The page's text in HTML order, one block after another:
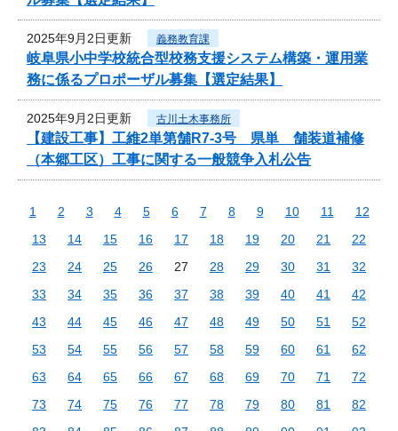
2025年9月2日更新 義務教育課
岐阜県小中学校統合型校務支援システム構築・運用業
務に係るプロポーザル募集【選定結果】
2025年9月2日更新 古川土木事務所
【建設工事】工維2単第舗R7-3号 県単 舗装道補修
（本郷工区）工事に関する一般競争入札公告
1 2 3 4 5 6 7 8 9 10 11
12
13
14 15 16 17 18 19 20 21
22
23
24 25 26 27 28 29 30 31
32
33
34 35 36 37 38 39 40 41
42
43
44 45 46 47 48 49 50 51
52
53
54 55 56 57 58 59 60 61
62
63
64 65 66 67 68 69 70 71
72
73
74 75 76 77 78 79 80 81
82